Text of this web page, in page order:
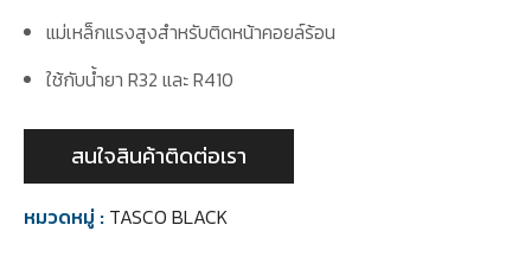
แม่เหล็กแรงสูงสำหรับติดหน้าคอยล์ร้อน
ใช้กับน้ำยา R32 และ R410
สนใจสินค้าติดต่อเรา
หมวดหมู่ : TASCO BLACK